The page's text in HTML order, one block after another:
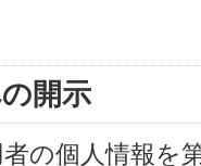
開示
の個人情報を